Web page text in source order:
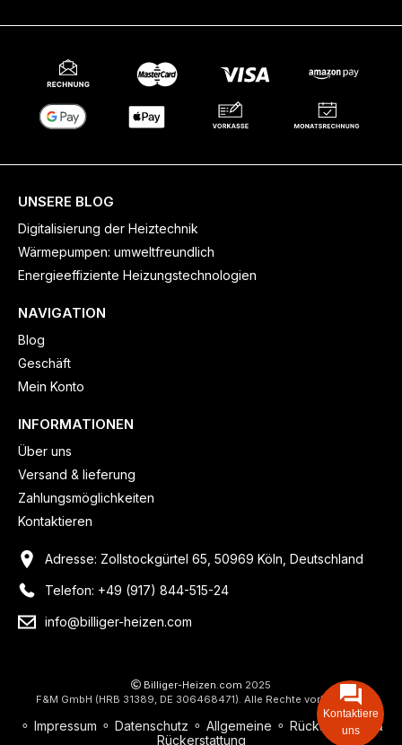
UNSERE BLOG
Digitalisierung der Heiztechnik
Wärmepumpen: umweltfreundlich
Energieeffiziente Heizungstechnologien
NAVIGATION
Blog
Geschäft
Mein Konto
INFORMATIONEN
Über uns
Versand & lieferung
Zahlungsmöglichkeiten
Kontaktieren
Adresse: Zollstockgürtel 65, 50969 Köln, Deutschland
Telefon: +49 (917) 844-515-24
info@billiger-heizen.com
Billiger-Heizen.com 2025
F&M GmbH (HRB 31389, DE 306468471). Alle Rechte vorbehalten.
⚬ Impressum ⚬ Datenschutz ⚬ Allgemeine ⚬ Rücksendung &
Rückerstattung
Kontaktiere
uns